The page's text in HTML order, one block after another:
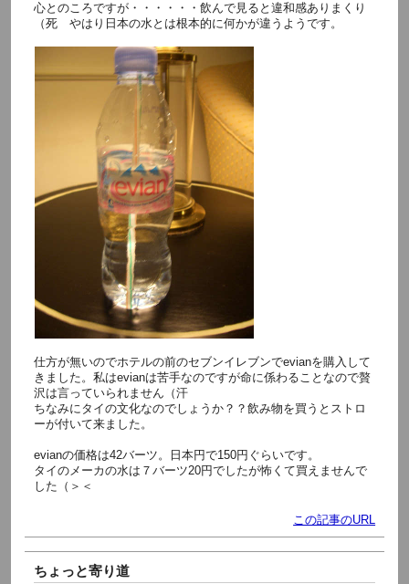
心とのころですが・・・・・・飲んで見ると違和感ありまくり
（死 やはり日本の水とは根本的に何かが違うようです。
仕方が無いのでホテルの前のセブンイレブンでevianを購入して
きました。私はevianは苦手なのですが命に係わることなので贅
沢は言っていられません（汗
ちなみにタイの文化なのでしょうか？？飲み物を買うとストロ
ーが付いて来ました。
evianの価格は42バーツ。日本円で150円ぐらいです。
タイのメーカの水は７バーツ20円でしたが怖くて買えませんで
した（＞＜
この記事のURL
ちょっと寄り道